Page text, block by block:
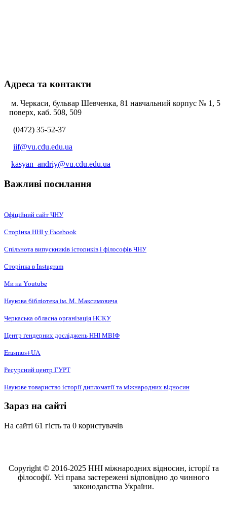
Адреса та контакти
м. Черкаси, бульвар Шевченка, 81 навчальний корпус № 1, 5
поверх, каб. 508, 509
(0472) 35-52-37
iif@vu.cdu.edu.ua
kasyan_andriy@vu.cdu.edu.ua
Важливі посилання
Офіційний сайт ЧНУ
Сторінка ННІ у Facebook
Спільнота випускників істориків і філософів ЧНУ
Сторінка в Instagram
Ми на Youtube
Наукова бібліотека ім. М. Максимовича
Черкаська обласна організація НCКУ
Центр ґендерних досліджень ННІ МВІФ
Erasmus+UA
Ресурсний центр ГУРТ
Наукове товариство історії дипломатії та міжнародних відносин
Зараз на сайті
На сайті 61 гість та 0 користувачів
Copyright © 2016-2025 ННІ міжнародних відносин, історії та
філософії. Усі права застережені відповідно до чинного
законодавства України.